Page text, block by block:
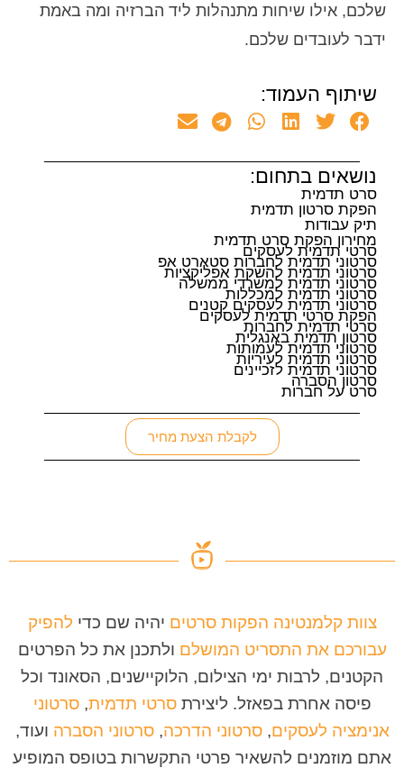
שלכם, אילו שיחות מתנהלות ליד הברזיה ומה באמת
ידבר לעובדים שלכם.
שיתוף העמוד:
נושאים בתחום:
סרט תדמית
הפקת סרטון תדמית
תיק עבודות
מחירון הפקת סרט תדמית
סרטי תדמית לעסקים
סרטוני תדמית לחברות סטארט אפ
סרטוני תדמית להשקת אפליקציות
סרטוני תדמית למשרדי ממשלה
סרטוני תדמית למכללות
סרטוני תדמית לעסקים קטנים
הפקת סרטי תדמית לעסקים
סרטי תדמית לחברות
סרטון תדמית באנגלית
סרטוני תדמית לעמותות
סרטוני תדמית לעיריות
סרטוני תדמית לזכיינים
סרטון הסברה
סרט על חברות
לקבלת הצעת מחיר
צוות קלמנטינה הפקות סרטים יהיה שם כדילהפיק
עבורכם את התסריט המושלם ולתכנן את כל הפרטים
הקטנים, לרבות ימי הצילום, הלוקיישנים, הסאונד וכל
פיסה אחרת בפאזל. ליצירתסרטי תדמית,סרטוני
אנימציה לעסקים,סרטוני הדרכה,סרטוני הסברה ועוד,
אתם מוזמנים להשאיר פרטי התקשרות בטופס המופיע